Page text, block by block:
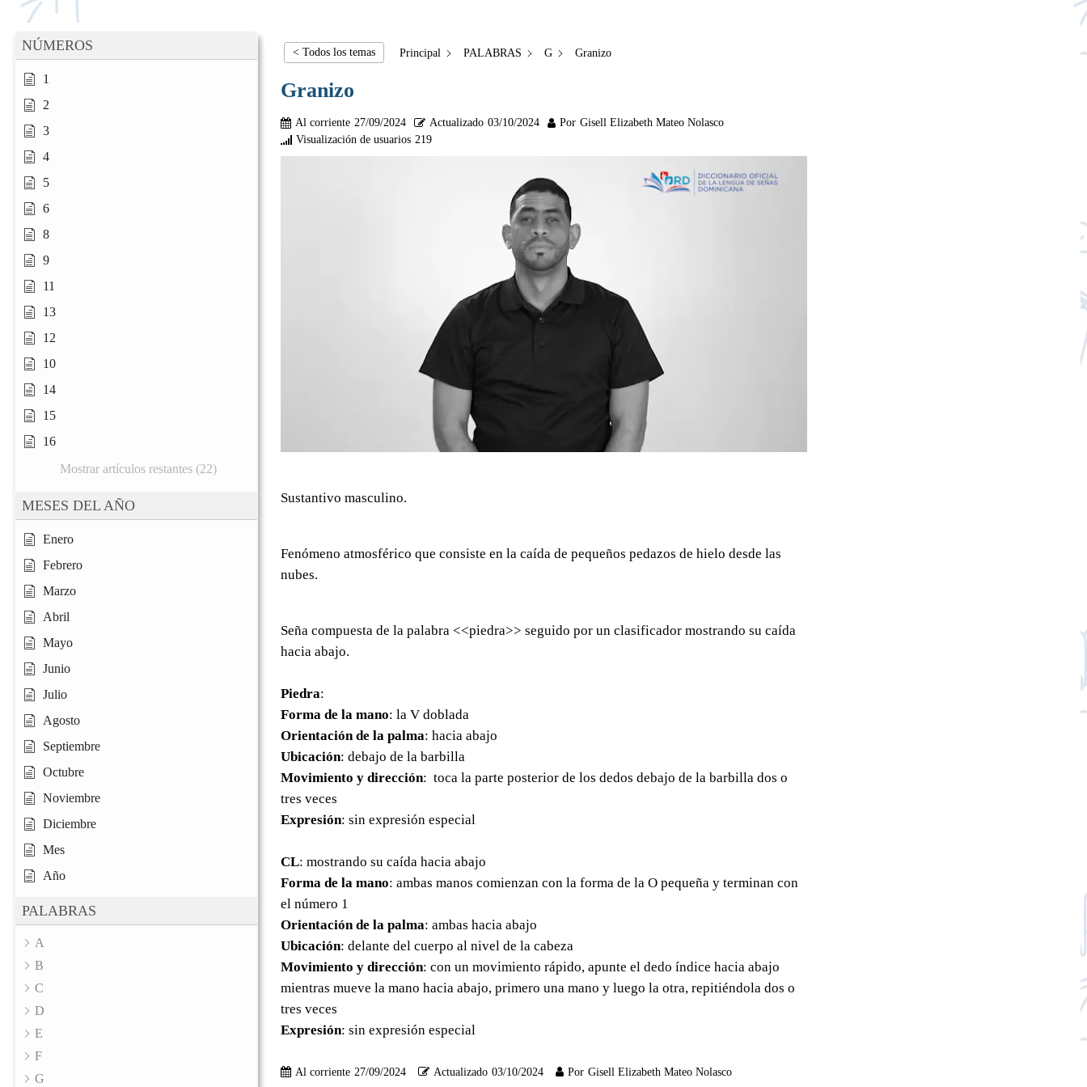
NÚMEROS
1
2
3
4
5
6
8
9
11
13
12
10
14
15
16
Mostrar artículos restantes (22)
MESES DEL AÑO
Enero
Febrero
Marzo
Abril
Mayo
Junio
Julio
Agosto
Septiembre
Octubre
Noviembre
Diciembre
Mes
Año
PALABRAS
A
B
C
D
E
F
G
< Todos los temas Principal PALABRAS G Granizo
Granizo
Al corriente 27/09/2024 Actualizado 03/10/2024 Por Gisell Elizabeth Mateo Nolasco
Visualización de usuarios 219
Sustantivo masculino.
Fenómeno atmosférico que consiste en la caída de pequeños pedazos de hielo desde las
nubes.
Seña compuesta de la palabra <<piedra>> seguido por un clasificador mostrando su caída
hacia abajo.
Piedra:
Forma de la mano: la V doblada
Orientación de la palma: hacia abajo
Ubicación: debajo de la barbilla
Movimiento y dirección: toca la parte posterior de los dedos debajo de la barbilla dos o
tres veces
Expresión: sin expresión especial
CL: mostrando su caída hacia abajo
Forma de la mano: ambas manos comienzan con la forma de la O pequeña y terminan con
el número 1
Orientación de la palma: ambas hacia abajo
Ubicación: delante del cuerpo al nivel de la cabeza
Movimiento y dirección: con un movimiento rápido, apunte el dedo índice hacia abajo
mientras mueve la mano hacia abajo, primero una mano y luego la otra, repitiéndola dos o
tres veces
Expresión: sin expresión especial
Al corriente 27/09/2024 Actualizado 03/10/2024 Por Gisell Elizabeth Mateo Nolasco